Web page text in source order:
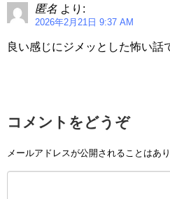
匿名 より:
2026年2月21日 9:37 AM
良い感じにジメッとした怖い話
コメントをどうぞ
メールアドレスが公開されることはあり